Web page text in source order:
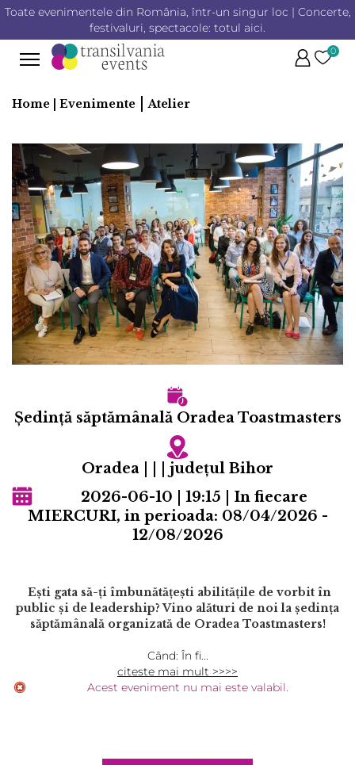
Toate evenimentele din România, într-un singur loc | Concerte,
festivaluri, spectacole: totul aici.
0
Home | Evenimente |Atelier
Ședință săptămânală Oradea Toastmasters
Oradea | | | județul Bihor
2026-06-10 | 19:15 | In fiecare
MIERCURI, in perioada: 08/04/2026 -
12/08/2026
Ești gata să-ți îmbunătățești abilitățile de vorbit în
public și de leadership? Vino alături de noi la ședința
săptămânală organizată de Oradea Toastmasters!
Când: În fi...
citeste mai mult >>>>
Acest eveniment nu mai este valabil.